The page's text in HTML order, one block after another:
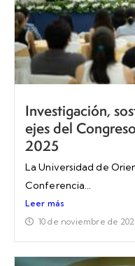
Investigación,
ejes del
2025
La Universidad de
Conferencia...
Leer más
10 de noviembre de